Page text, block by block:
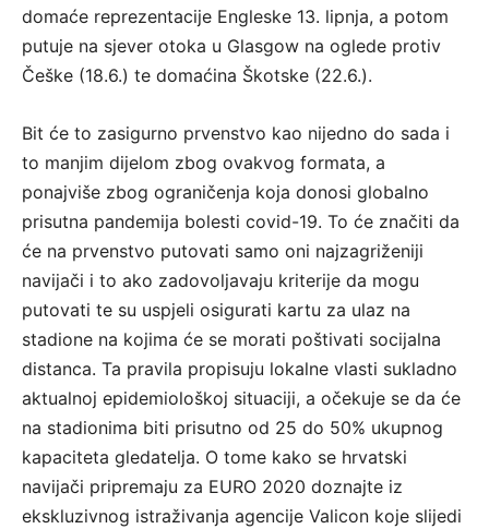
domaće reprezentacije Engleske 13. lipnja, a potom
putuje na sjever otoka u Glasgow na oglede protiv
Češke (18.6.) te domaćina Škotske (22.6.).
Bit će to zasigurno prvenstvo kao nijedno do sada i
to manjim dijelom zbog ovakvog formata, a
ponajviše zbog ograničenja koja donosi globalno
prisutna pandemija bolesti covid-19. To će značiti da
će na prvenstvo putovati samo oni najzagriženiji
navijači i to ako zadovoljavaju kriterije da mogu
putovati te su uspjeli osigurati kartu za ulaz na
stadione na kojima će se morati poštivati socijalna
distanca. Ta pravila propisuju lokalne vlasti sukladno
aktualnoj epidemiološkoj situaciji, a očekuje se da će
na stadionima biti prisutno od 25 do 50% ukupnog
kapaciteta gledatelja. O tome kako se hrvatski
navijači pripremaju za EURO 2020 doznajte iz
ekskluzivnog istraživanja agencije Valicon koje slijedi